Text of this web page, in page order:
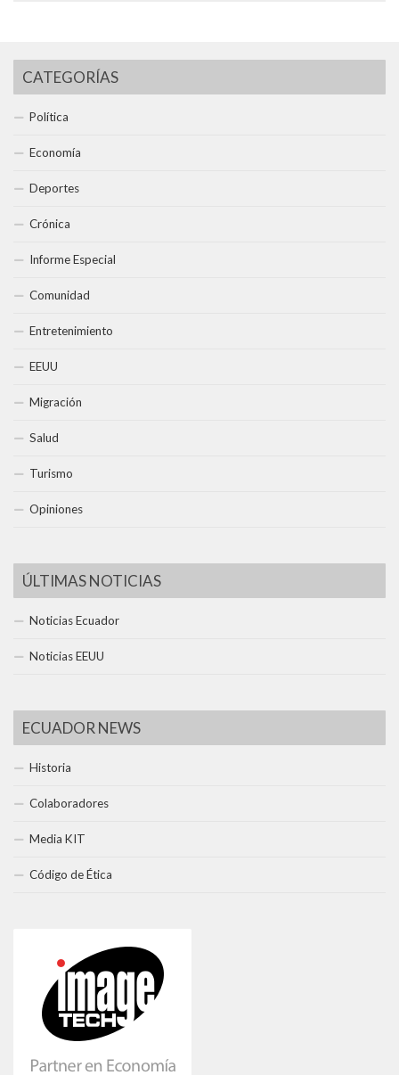
CATEGORÍAS
Política
Economía
Deportes
Crónica
Informe Especial
Comunidad
Entretenimiento
EEUU
Migración
Salud
Turismo
Opiniones
ÚLTIMAS NOTICIAS
Noticias Ecuador
Noticias EEUU
ECUADOR NEWS
Historia
Colaboradores
Media KIT
Código de Ética